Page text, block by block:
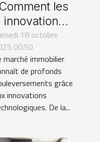
Comment les
innovations
le marché
immobilier ?
18 octobre
00:50
marché immobilier
de profonds
grâce
innovations
De la...